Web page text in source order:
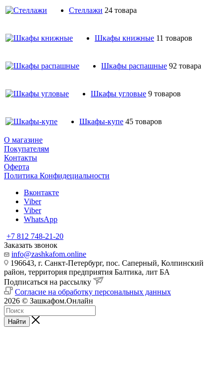
Стеллажи 24 товара
Шкафы книжные 11 товаров
Шкафы распашные 92 товара
Шкафы угловые 9 товаров
Шкафы-купе 45 товаров
О магазине
Покупателям
Контакты
Оферта
Политика Конфидециальности
Вконтакте
Viber
Viber
WhatsApp
+7 812 748-21-20
Заказать звонок
info@zashkafom.online
196643, г. Санкт-Петербург, пос. Саперный, Колпинский
район, территория предприятия Балтика, лит БА
Подписаться на рассылку
Согласие на обработку персональных данных
2026 © Зашкафом.Онлайн
Найти